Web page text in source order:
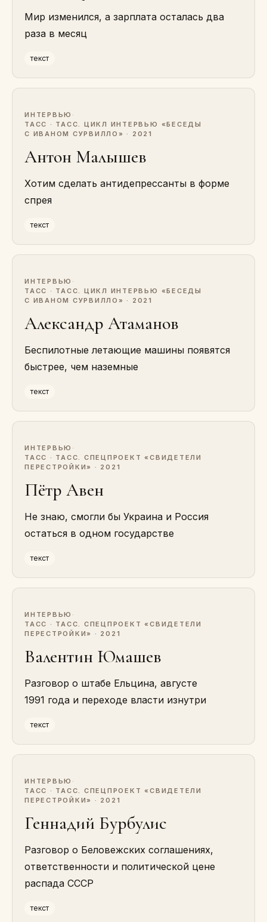
Мир изменился, а зарплата осталась два
раза в месяц
текст
ИНТЕРВЬЮ ·
ТАСС · ТАСС. ЦИКЛ ИНТЕРВЬЮ «БЕСЕДЫ
С ИВАНОМ СУРВИЛЛО» · 2021
Антон Малышев
Хотим сделать антидепрессанты в форме
спрея
текст
ИНТЕРВЬЮ ·
ТАСС · ТАСС. ЦИКЛ ИНТЕРВЬЮ «БЕСЕДЫ
С ИВАНОМ СУРВИЛЛО» · 2021
Александр Атаманов
Беспилотные летающие машины появятся
быстрее, чем наземные
текст
ИНТЕРВЬЮ ·
ТАСС · ТАСС. СПЕЦПРОЕКТ «СВИДЕТЕЛИ
ПЕРЕСТРОЙКИ» · 2021
Пётр Авен
Не знаю, смогли бы Украина и Россия
остаться в одном государстве
текст
ИНТЕРВЬЮ ·
ТАСС · ТАСС. СПЕЦПРОЕКТ «СВИДЕТЕЛИ
ПЕРЕСТРОЙКИ» · 2021
Валентин Юмашев
Разговор о штабе Ельцина, августе
1991 года и переходе власти изнутри
текст
ИНТЕРВЬЮ ·
ТАСС · ТАСС. СПЕЦПРОЕКТ «СВИДЕТЕЛИ
ПЕРЕСТРОЙКИ» · 2021
Геннадий Бурбулис
Разговор о Беловежских соглашениях,
ответственности и политической цене
распада СССР
текст